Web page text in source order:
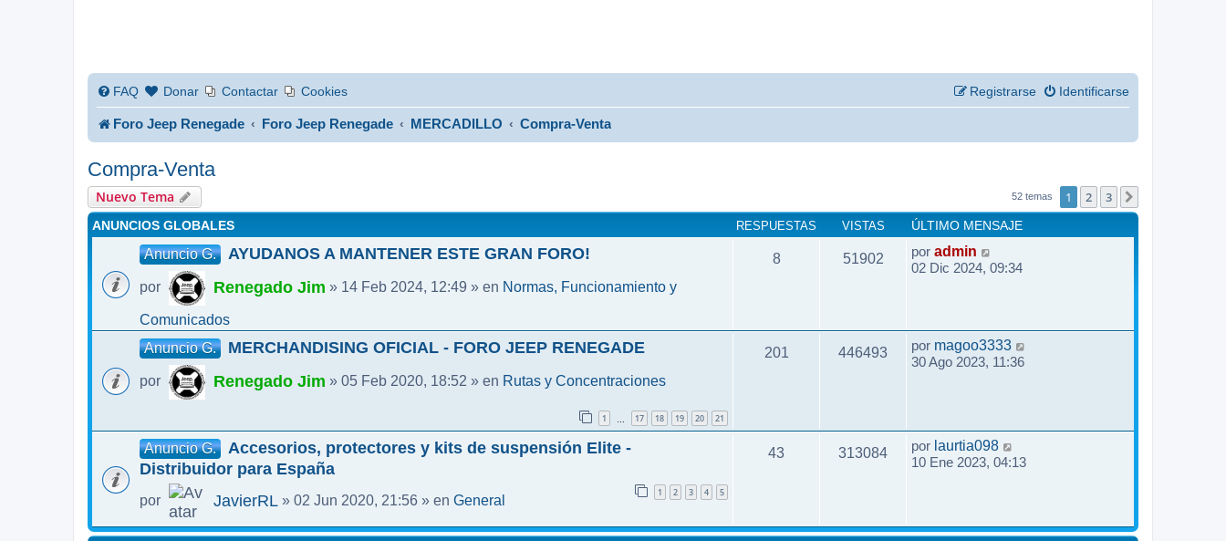
FAQ Donar Contactar Cookies Identificarse
Registrarse
Foro Jeep Renegade Foro Jeep Renegade MERCADILLO Compra-Venta
Compra-Venta
Nuevo Tema 52 temas 1 2 3
ANUNCIOS GLOBALES RESPUESTAS VISTAS ÚLTIMO MENSAJE
Anuncio G. AYUDANOS A MANTENER ESTE GRAN FORO!
por Renegado Jim » 14 Feb 2024, 12:49 » en Normas, Funcionamiento y
Comunicados
8 51902 por admin
02 Dic 2024, 09:34
Anuncio G. MERCHANDISING OFICIAL - FORO JEEP RENEGADE
por Renegado Jim » 05 Feb 2020, 18:52 » en Rutas y Concentraciones
1 17 18 19 20 21
201 446493 por magoo3333
30 Ago 2023, 11:36
Anuncio G.
Accesorios, protectores y kits de suspensión Elite -
Distribuidor para España
por JavierRL » 02 Jun 2020, 21:56 » en General 1 2 3 4 5
43 313084 por laurtia098
10 Ene 2023, 04:13